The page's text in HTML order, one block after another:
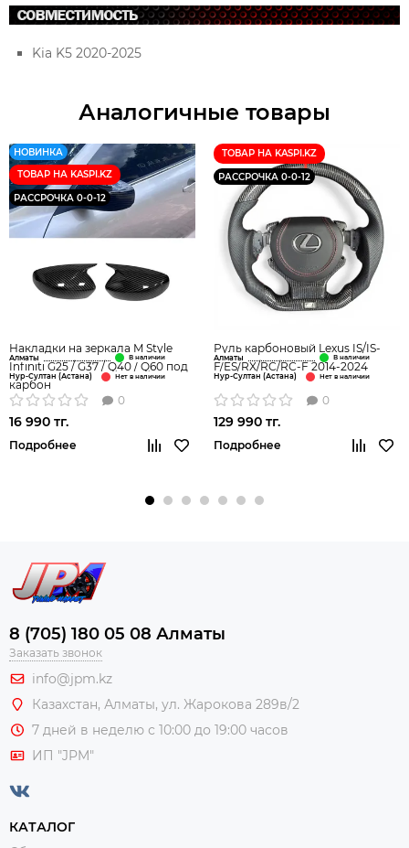
Kia K5 2020-2025
Аналогичные товары
НОВИНКА
ТОВАР НА KASPI.KZ
РАССРОЧКА 0-0-12
Накладки на зеркала M Style
Infiniti G25 / G37 / Q40 / Q60 под
карбон
Алматы
Нур-Султан (Астана)
0
16 990 тг.
Подробнее
ТОВАР НА KASPI.KZ
РАССРОЧКА 0-0-12
Руль карбоновый Lexus IS/IS-
F/ES/RX/RC/RC-F 2014-2024
Алматы
Нур-Султан (Астана)
0
129 990 тг.
Подробнее
8 (705) 180 05 08 Алматы
Заказать звонок
info@jpm.kz
Казахстан, Алматы, ул. Жарокова 289в/2
7 дней в неделю с 10:00 до 19:00 часов
ИП "JPM"
КАТАЛОГ